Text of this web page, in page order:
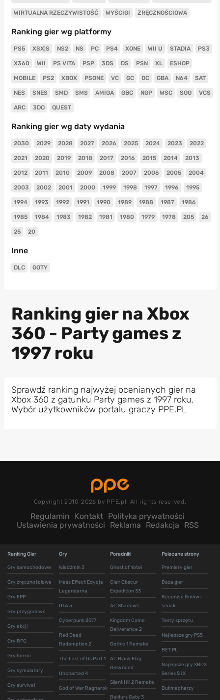
WIRTUALNA RZECZYWISTOŚĆ WYŚCIGI ZRĘCZNOŚCIOWA
Ranking gier wg platformy
PS5 XSX|S NS2 NS PC PS4 XONE WII U STADIA PS3
X360 WII PS VITA PSP 3DS DS PSN XL ESHOP
MOBILE PS2 XBOX PSONE VC GC DC GBA N64 SAT
NES SNES SMD SMS AMIGA GBC NGP WSC SGG VCS
ARC 3DO QUEST
Ranking gier wg daty wydania
2030 2029 2028 2027 2026 2025 2024 2023 2022
2021 2020 2019 2018 2017 2016 2015 2014 2013
2012 2011 2010 2009 2008 2007 2006 2005 2004
2003 2002 2001 2000 1999 1998 1997 1996 1995
1994 1993 1992 1991 1990 1989 1988 1987 1986
1985 1984 1983 1982 1981 1980 1979 1978 205 26
25 20
Inne
DLC GOTY
Ranking gier na Xbox
360 - Party games z
1997 roku
Sprawdź ranking najwyżej ocenianych gier na
Xbox 360 z gatunku Party games z 1997 roku.
Wybór użytkowników portalu graczy PPE.PL
Copyright 2010-2026 by PPE.pl. All rights reserved.
Regulamin Kontakt Polityka prywatności
Ustawienia prywatności
Reklama Redakcja RSS
Ranking Gier
Gry samochodowe
Gry zręcznościowe
Gry FPP
Gry przygodowe
Gry akcji
Gry RPG
Gry horror
Gry symulatory
Gry survival
Gry
Wiedźmin 3
Mass Effect Edycja
Legendarna
GTA 5
Cyberpunk 2077
Red Dead
Redemption 2
The Last of Us Part 1
Uncharted 4
God of War Ragnarok
Poradniki
Ghost of Yotei
Clair Obscur
Expedition 33
AC Shadows
Kingdom Come
Deliverance 2
Gothic 1 Remake
AC Black Flag
Resynced
Silent Hill 2 Remake
Baldurs Gate 3
Polecane strony
Premiery gier
Baza gier
Recenzje filmów i
seriali
Testy sprzętu
Najlepsze gry PS5
BET.PL
Najlepsze gry XBOX
Series S i X
Bukmacherzy